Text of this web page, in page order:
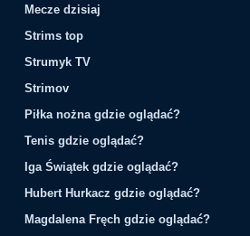
Mecze dzisiaj
Strims top
Strumyk TV
Strimov
Piłka nożna gdzie oglądać?
Tenis gdzie oglądać?
Iga Świątek gdzie oglądać?
Hubert Hurkacz gdzie oglądać?
Magdalena Fręch gdzie oglądać?